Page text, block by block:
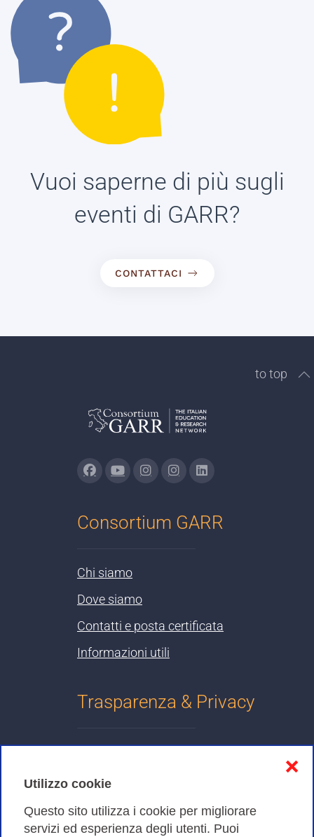
Utilizzo cookie
Questo sito utilizza i cookie per migliorare
servizi ed esperienza degli utenti. Puoi
❌
Vuoi saperne di più sugli
eventi di GARR?
CONTATTACI
to top
Consortium GARR
Chi siamo
Dove siamo
Contatti e posta certificata
Informazioni utili
Trasparenza & Privacy
Cookies Policy
Amministrazione trasparente
Bandi di Gara